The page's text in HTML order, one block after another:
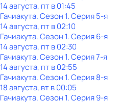
14 августа, пт в 01:45
Гачиакута. Сезон 1. Серия 5-я
14 августа, пт в 02:10
Гачиакута. Сезон 1. Серия 6-я
14 августа, пт в 02:30
Гачиакута. Сезон 1. Серия 7-я
14 августа, пт в 02:55
Гачиакута. Сезон 1. Серия 8-я
18 августа, вт в 00:05
Гачиакута. Сезон 1. Серия 9-я